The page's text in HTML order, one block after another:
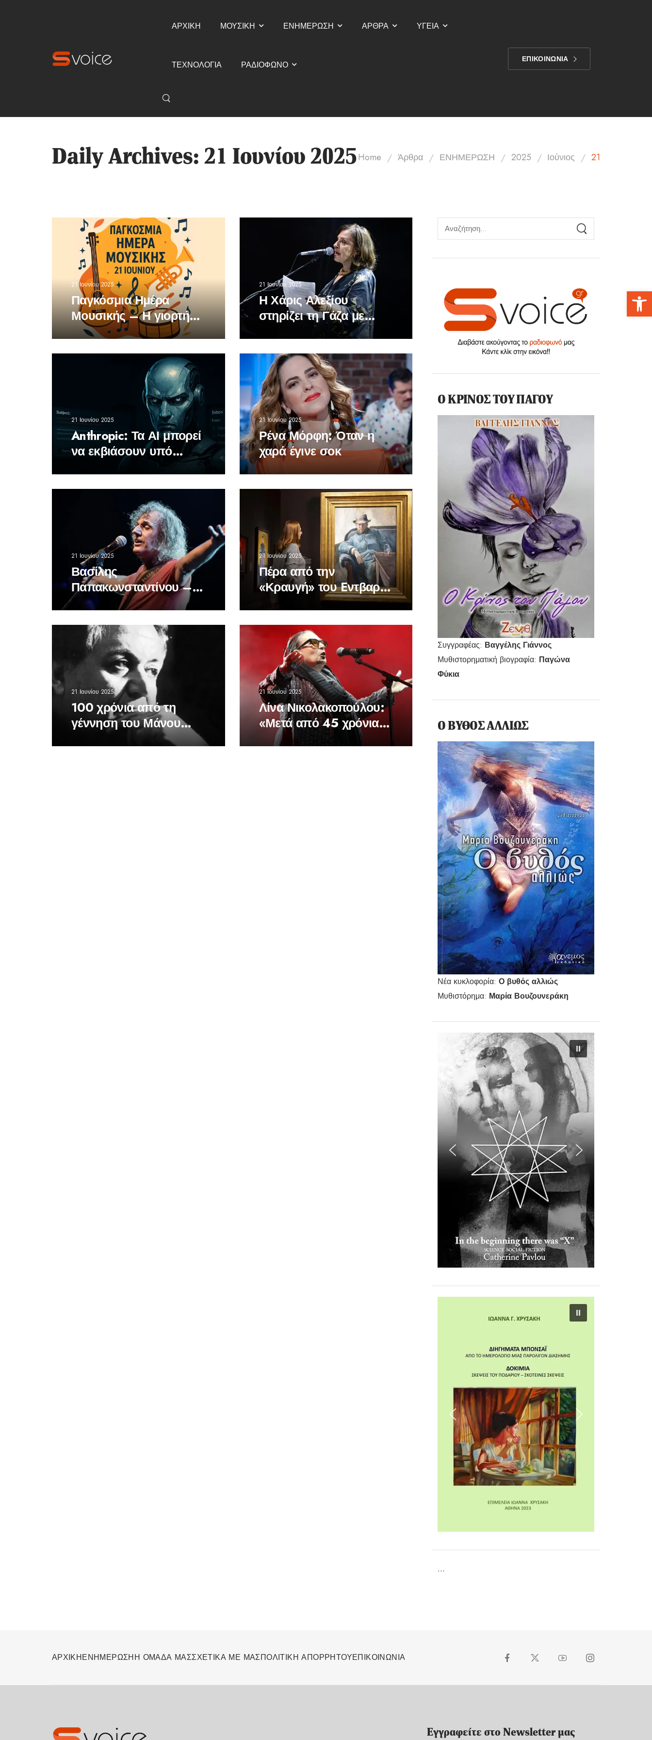
ΑΡΧΙΚΗ ΜΟΥΣΙΚΗ ΕΝΗΜΕΡΩΣΗ ΑΡΘΡΑ ΥΓΕΙΑ
ΤΕΧΝΟΛΟΓΙΑ ΡΑΔΙΟΦΩΝΟ
ΕΠΙΚΟΙΝΩΝΙΑ
Daily Archives: 21 Ιουνίου 2025Home / Άρθρα / ΕΝΗΜΕΡΩΣΗ / 2025 / Ιούνιος / 21
Ο ΚΡΙΝΟΣ ΤΟΥ ΠΑΓΟΥ
Συγγραφέας: Βαγγέλης Γιάννος
Μυθιστορηματική βιογραφία: Παγώνα
Φύκια
Ο ΒΥΘΟΣ ΑΛΛΙΩΣ
Νέα κυκλοφορία:Ο βυθός αλλιώς
Μυθιστόρημα: Μαρία Βουζουνεράκη
...
21 Ιουνίου 2025
Παγκόσμια Ημέρα
Μουσικής – Η γιορτή
που ενώνει τους ήχους
21 Ιουνίου 2025
Η Χάρις Αλεξίου
στηρίζει τη Γάζα με
ποίηση αντί για
21 Ιουνίου 2025
Anthropic: Τα ΑΙ μπορεί
να εκβιάσουν υπό
21 Ιουνίου 2025
Ρένα Μόρφη: Όταν η
χαρά έγινε σοκ
21 Ιουνίου 2025
Βασίλης
Παπακωνσταντίνου –
50 Χρόνια Ροκ
21 Ιουνίου 2025
Πέρα από την
«Κραυγή» του Eντβαρτ
Μουνκ
21 Ιουνίου 2025
100 χρόνια από τη
γέννηση του Μάνου
21 Ιουνίου 2025
Λίνα Νικολακοπούλου:
«Μετά από 45 χρόνια
πειθαρχίας &
ΑΡΧΙΚΗΕΝΗΜΕΡΩΣΗΗ ΟΜΑΔΑ ΜΑΣΣΧΕΤΙΚΑ ΜΕ ΜΑΣΠΟΛΙΤΙΚΗ ΑΠΟΡΡΗΤΟΥΕΠΙΚΟΙΝΩΝΙΑ
Εγγραφείτε στο Newsletter μας